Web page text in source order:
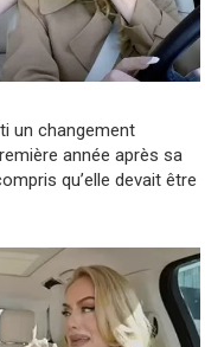
un changement
année après sa
qu’elle devait être